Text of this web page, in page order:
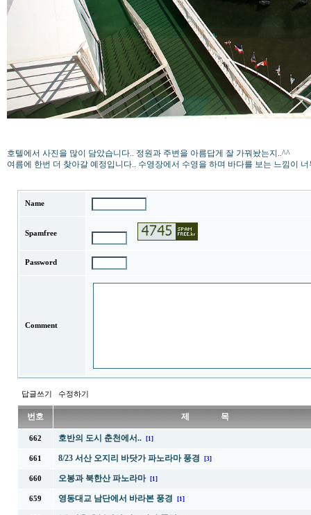
호텔에서 사진을 많이 담았습니다.. 정원과 주변을 아름답게 잘 가꿔놨는지..^^
여름에 한번 더 찾아갈 예정입니다.. 수영장에서 수영을 하며 바다를 보는 느낌이
Name
Spamfree
Password
Comment
답글쓰기 수정하기
번호 제 목
662 호반의 도시 춘천에서.. [1]
661 8/23 서산 오지리 바닷가 파노라마 풍경 [3]
660 오봉과 북한산 파노라마 [1]
659 영동대교 남단에서 바라본 풍경 [1]